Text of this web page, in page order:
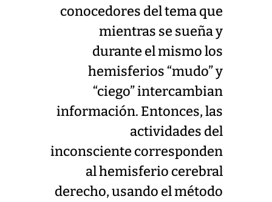
conocedores del tema que
mientras se sueña y
durante el mismo los
hemisferios “mudo” y
“ciego” intercambian
información. Entonces, las
actividades del
inconsciente corresponden
al hemisferio cerebral
derecho, usando el método